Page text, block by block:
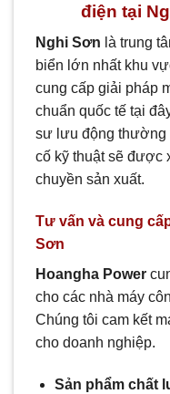
điện tại
Nghi Sơn là trung
biển lớn nhất khu
cung cấp giải pháp
chuẩn quốc tế tại
sư lưu động thường
cố kỹ thuật sẽ được
chuyền sản xuất.
Tư vấn và cung
Sơn
Hoangha Power
cho các nhà máy
Chúng tôi cam kết
cho doanh nghiệp.
Sản phẩm chất